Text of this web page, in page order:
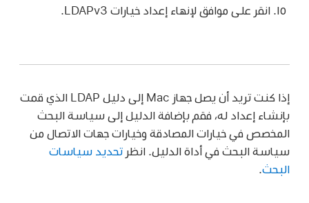
انقر على موافق لإنهاء إعداد خيارات LDAPv3.
إذا كنت تريد أن يصل جهاز Mac إلى دليل LDAP الذي قمت
إعداد له، فقم بإضافة الدليل إلى سياسة البحث
في خيارات المصادقة وخيارات جهات الاتصال من
البحث في أداة الدليل. انظر تحديد سياسات
.